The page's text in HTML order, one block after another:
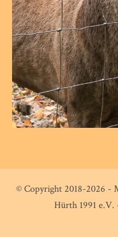
© Copyright 2018-2026 -
Hürth 1991 e.V.